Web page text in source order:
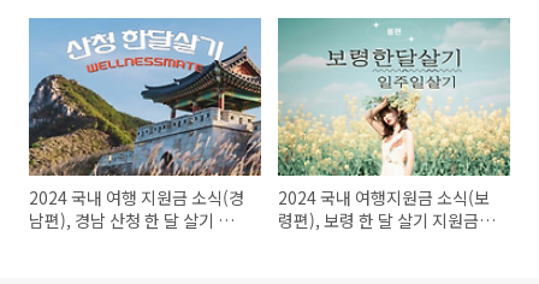
택, 발급 방법, 누구나 신청 가
착순 10팀,지원금 내용 및 신청
기간, 및 신청방법 및 지원대상
선정 기준, 지원 조건, 지원방식,
입..
2024 국내 여행 지원금 소식(경
남편), 경남 산청 한 달 살기 지원
2024 국내 여행지원금 소식(보
령편), 보령 한 달 살기 지원금 내